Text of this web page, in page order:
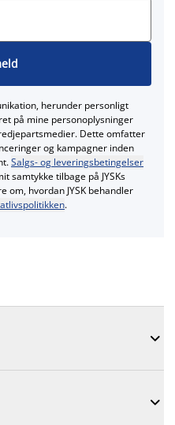
herunder personligt
på mine personoplysninger
Dette omfatter
og kampagner inden
Salgs- og leveringsbetingelser
samtykke tilbage på JYSKs
om, hvordan JYSK behandler
.

